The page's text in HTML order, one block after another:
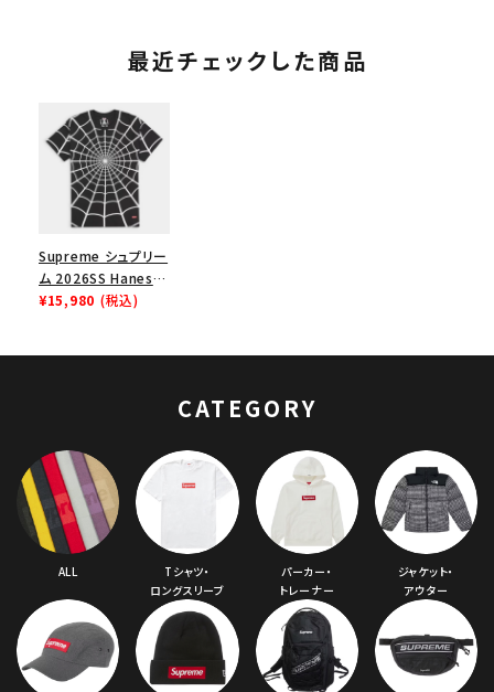
最近チェックした商品
Supreme シュプリー
ム 2026SS Hanes
Spider-Man
¥15,980 (税込)
CATEGORY
ALL
Tシャツ・
ロングスリーブ
パーカー・
トレーナー
ジャケット・
アウター